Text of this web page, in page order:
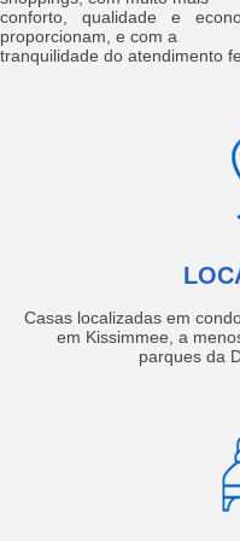
conforto, qualidade e
proporcionam, e com a
tranquilidade do atendimento
Casas localizadas em
em Kissimmee, a
parques da